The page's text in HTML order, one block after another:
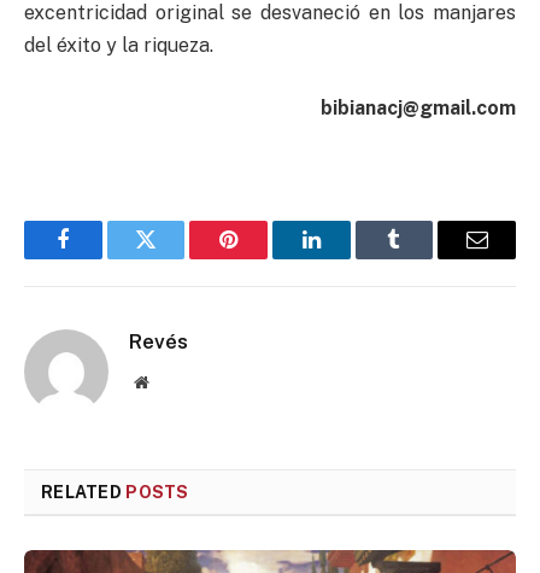
excentricidad original se desvaneció en los manjares
del éxito y la riqueza.
bibianacj@gmail.com
FacebookTwitter Pinterest LinkedInTumblr Email
Revés
Website
RELATED POSTS